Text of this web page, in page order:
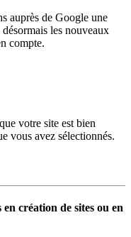
auprès de Google une
les nouveaux
compte.
votre site est bien
vous avez sélectionnés.
création de sites ou en